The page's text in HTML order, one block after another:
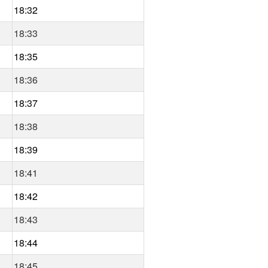
18:32
18:33
18:35
18:36
18:37
18:38
18:39
18:41
18:42
18:43
18:44